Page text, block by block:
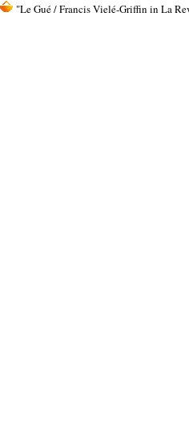
"Le Gué / Francis Vielé-Griffin in La